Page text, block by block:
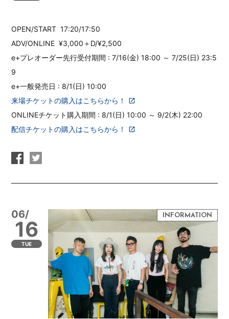
OPEN/START 17:20/17:50
ADV/ONLINE ¥3,000＋D/¥2,500
e+プレオーダー先行受付期間 : 7/16(金) 18:00 ～ 7/25(日) 23:5
9
e+一般発売日 : 8/1(日) 10:00
来場チケットの購入はこちらから！
ONLINEチケット購入期間 : 8/1(日) 10:00 ～ 9/2(木) 22:00
配信チケットの購入はこちらから！
06/
16
TUE